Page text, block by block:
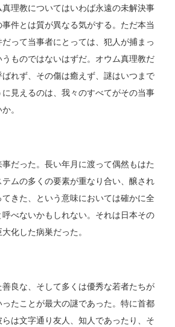
理教についてはいわば永遠の未解決事
件とは質が異なる気がする。ただ本当
って当事者にとっては、犯人が捕まっ
ものではないはずだ。オウム真理教だ
れず、その傷は癒えず、謎はいつまで
見えるのは、我々のすべてがその当事
。
だった。長い年月に渡って偶然もはた
ムの多くの要素が重なり合い、醸され
きた、という意味においては確かに全
べないかもしれない。それは日本その
化した病巣だった。
良な、そして多くは優秀な若者たちが
たことが最大の謎であった。特に首都
は文字通り友人、知人であったり、そ